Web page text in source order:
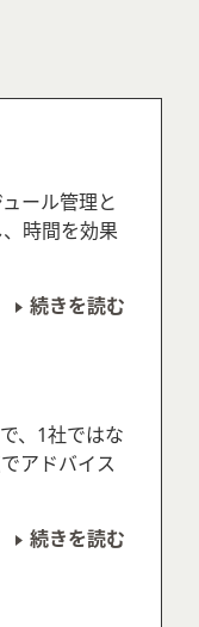
ール管理と
時間を効果
続きを読む
、1社ではな
アドバイス
続きを読む